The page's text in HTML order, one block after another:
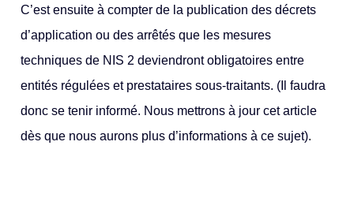
C’est ensuite à compter de la publication des décrets
d’application ou des arrêtés que les mesures
techniques de NIS 2 deviendront obligatoires entre
entités régulées et prestataires sous-traitants. (Il faudra
donc se tenir informé. Nous mettrons à jour cet article
dès que nous aurons plus d’informations à ce sujet).